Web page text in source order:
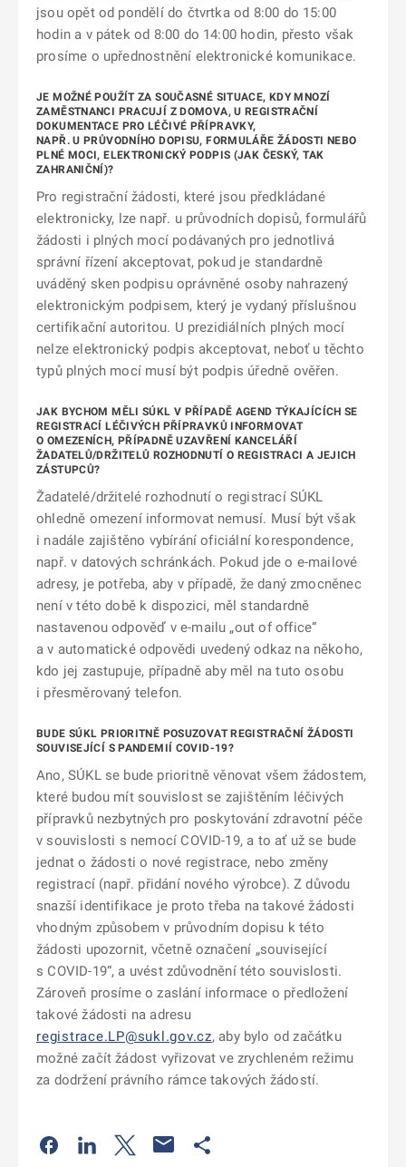
jsou opět od pondělí do čtvrtka od 8:00 do 15:00
hodin a v pátek od 8:00 do 14:00 hodin, přesto však
prosíme o upřednostnění elektronické komunikace.
JE MOŽNÉ POUŽÍT ZA SOUČASNÉ SITUACE, KDY MNOZÍ
ZAMĚSTNANCI PRACUJÍ Z DOMOVA, U REGISTRAČNÍ
DOKUMENTACE PRO LÉČIVÉ PŘÍPRAVKY,
NAPŘ. U PRŮVODNÍHO DOPISU, FORMULÁŘE ŽÁDOSTI NEBO
PLNÉ MOCI, ELEKTRONICKÝ PODPIS (JAK ČESKÝ, TAK
ZAHRANIČNÍ)?
Pro registrační žádosti, které jsou předkládané
elektronicky, lze např. u průvodních dopisů, formulářů
žádosti i plných mocí podávaných pro jednotlivá
správní řízení akceptovat, pokud je standardně
uváděný sken podpisu oprávněné osoby nahrazený
elektronickým podpisem, který je vydaný příslušnou
certifikační autoritou. U prezidiálních plných mocí
nelze elektronický podpis akceptovat, neboť u těchto
typů plných mocí musí být podpis úředně ověřen.
JAK BYCHOM MĚLI SÚKL V PŘÍPADĚ AGEND TÝKAJÍCÍCH SE
REGISTRACÍ LÉČIVÝCH PŘÍPRAVKŮ INFORMOVAT
O OMEZENÍCH, PŘÍPADNĚ UZAVŘENÍ KANCELÁŘÍ
ŽADATELŮ/DRŽITELŮ ROZHODNUTÍ O REGISTRACI A JEJICH
ZÁSTUPCŮ?
Žadatelé/držitelé rozhodnutí o registrací SÚKL
ohledně omezení informovat nemusí. Musí být však
i nadále zajištěno vybírání oficiální korespondence,
např. v datových schránkách. Pokud jde o e-mailové
adresy, je potřeba, aby v případě, že daný zmocněnec
není v této době k dispozici, měl standardně
nastavenou odpověď v e-mailu „out of office“
a v automatické odpovědi uvedený odkaz na někoho,
kdo jej zastupuje, případně aby měl na tuto osobu
i přesměrovaný telefon.
BUDE SÚKL PRIORITNĚ POSUZOVAT REGISTRAČNÍ ŽÁDOSTI
SOUVISEJÍCÍ S PANDEMIÍ COVID-19?
Ano, SÚKL se bude prioritně věnovat všem žádostem,
které budou mít souvislost se zajištěním léčivých
přípravků nezbytných pro poskytování zdravotní péče
v souvislosti s nemocí COVID-19, a to ať už se bude
jednat o žádosti o nové registrace, nebo změny
registrací (např. přidání nového výrobce). Z důvodu
snazší identifikace je proto třeba na takové žádosti
vhodným způsobem v průvodním dopisu k této
žádosti upozornit, včetně označení „související
s COVID-19“, a uvést zdůvodnění této souvislosti.
Zároveň prosíme o zaslání informace o předložení
takové žádosti na adresu
registrace.LP@sukl.gov.cz, aby bylo od začátku
možné začít žádost vyřizovat ve zrychleném režimu
za dodržení právního rámce takových žádostí.
Odkaz se otevře na nové kartě
Odkaz se otevře na nové kartě
Odkaz se otevře na nové kartě